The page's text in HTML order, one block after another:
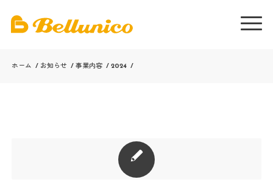
ホーム / お知らせ / 事業内容 / 2024 /